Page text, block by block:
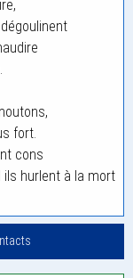
fort.
cons
ils hurlent à la mort